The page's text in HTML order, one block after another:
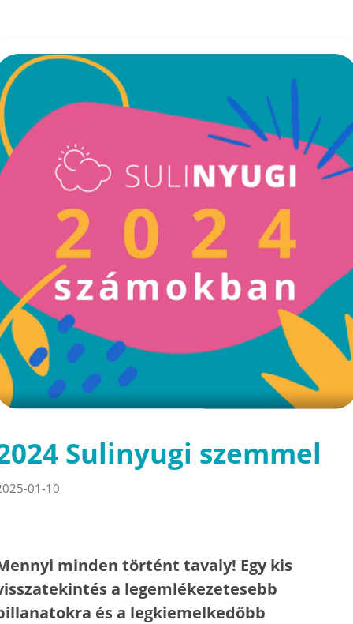
Sulinyugi szemmel
01-10
minden történt tavaly! Egy kis
a legemlékezetesebb
és a legkiemelkedőbb